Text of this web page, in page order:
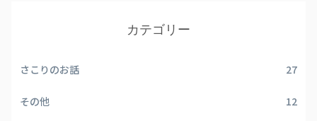
カテゴリー
さこりのお話 27
その他 12